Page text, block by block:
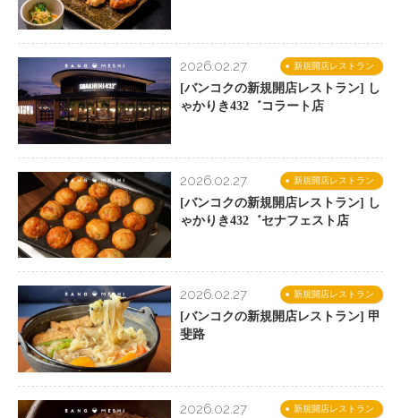
新規開店レストラン
2026.02.27
[バンコクの新規開店レストラン] し
ゃかりき432゛コラート店
新規開店レストラン
2026.02.27
[バンコクの新規開店レストラン] し
ゃかりき432゛セナフェスト店
新規開店レストラン
2026.02.27
[バンコクの新規開店レストラン] 甲
斐路
新規開店レストラン
2026.02.27